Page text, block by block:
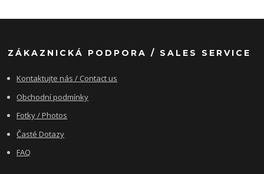
ZÁKAZNICKÁ PODPORA / SALES SERVICE
Kontaktujte nás / Contact us
Obchodní podmínky
Fotky / Photos
Časté Dotazy
FAQ